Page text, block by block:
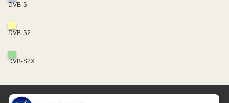
DVB-S
DVB-S2
DVB-S2X